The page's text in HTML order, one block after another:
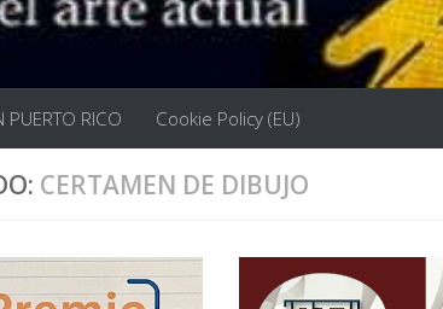
PUERTO RICO Cookie Policy (EU)
CERTAMEN DE DIBUJO